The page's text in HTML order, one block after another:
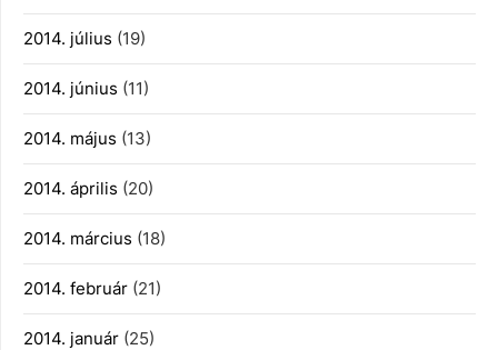
2014. július (19)
2014. június (11)
2014. május (13)
2014. április (20)
2014. március (18)
2014. február (21)
2014. január (25)